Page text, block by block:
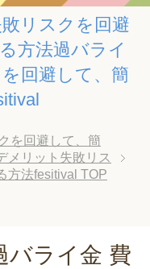
リスクを回避
方法過バライ
回避して、簡
を回避して、簡
メリット失敗リス
方法fesitival TOP
バライ金 費